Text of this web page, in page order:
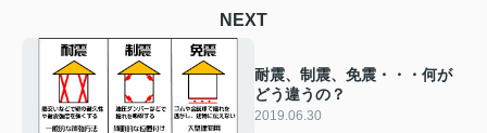
NEXT
耐震、制震、免震・・・何が
どう違うの？
2019.06.30